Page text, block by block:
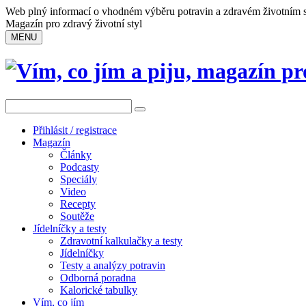
Web plný informací o vhodném výběru potravin a zdravém životním
Magazín pro zdravý životní styl
MENU
Přihlásit / registrace
Magazín
Články
Podcasty
Speciály
Video
Recepty
Soutěže
Jídelníčky a testy
Zdravotní kalkulačky a testy
Jídelníčky
Testy a analýzy potravin
Odborná poradna
Kalorické tabulky
Vím, co jím